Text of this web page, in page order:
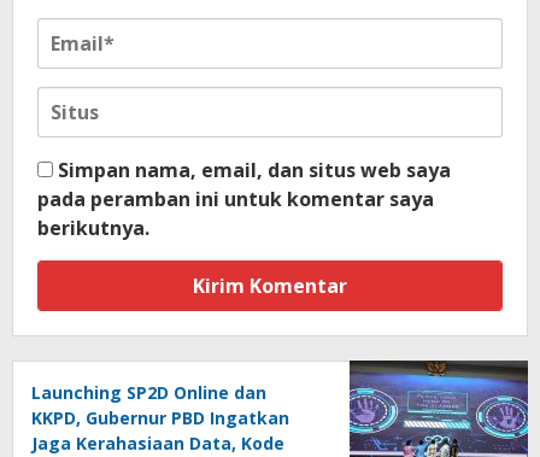
Simpan nama, email, dan situs web saya
pada peramban ini untuk komentar saya
berikutnya.
Launching SP2D Online dan
KKPD, Gubernur PBD Ingatkan
Jaga Kerahasiaan Data, Kode